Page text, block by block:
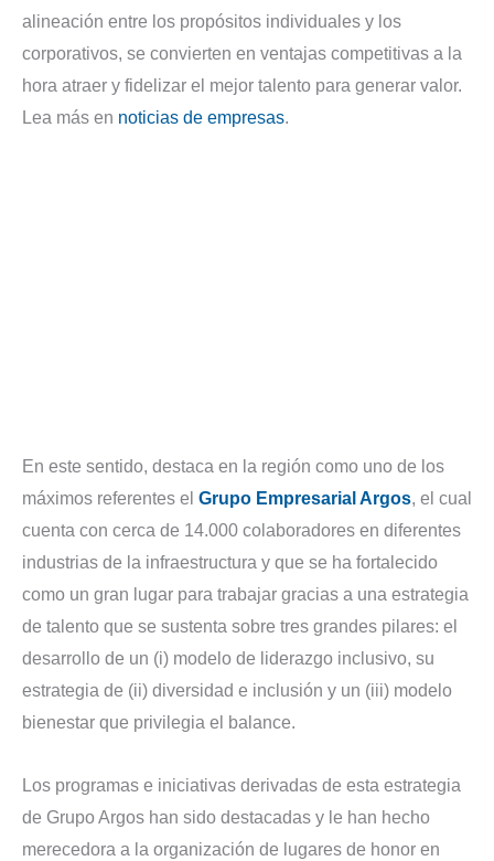
alineación entre los propósitos individuales y los
corporativos, se convierten en ventajas competitivas a la
hora atraer y fidelizar el mejor talento para generar valor.
Lea más en noticias de empresas.
En este sentido, destaca en la región como uno de los
máximos referentes el Grupo Empresarial Argos, el cual
cuenta con cerca de 14.000 colaboradores en diferentes
industrias de la infraestructura y que se ha fortalecido
como un gran lugar para trabajar gracias a una estrategia
de talento que se sustenta sobre tres grandes pilares: el
desarrollo de un (i) modelo de liderazgo inclusivo, su
estrategia de (ii) diversidad e inclusión y un (iii) modelo
bienestar que privilegia el balance.
Los programas e iniciativas derivadas de esta estrategia
de Grupo Argos han sido destacadas y le han hecho
merecedora a la organización de lugares de honor en